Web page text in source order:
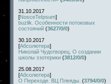
31.10.2017
[NosceTeIpsum]
buzlik. Особенности потоковых
состояний (3627/0/0)
30.10.2017
[Абсолютера]
Николай Чудотворец. О создании
школы эзотерики (3812/0/0)
25.08.2017
[Абсолютера]
О Переходе. ВЦ Плеяды. (3794/0/0)